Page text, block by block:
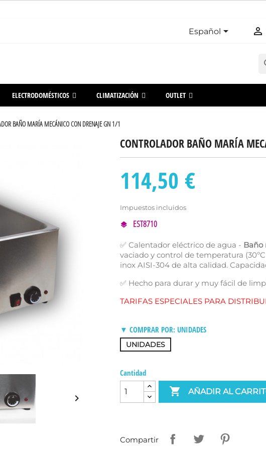
Español 
ELECTRODOMÉSTICOS CLIMATIZACIÓN OUTLET
BAÑO MARÍA MECÁNICO CON DRENAJE GN 1/1

CONTROLADOR BAÑO MARÍA
114,50 €
Impuestos incluidos
EST8710
✅ Calentador eléctrico de agua - Baño
vaciado y control de temperatura
inox AISI-304 de alta calidad.
✅ Hecho para durar y muy fácil de
TARIFAS ESPECIALES PARA
▼ COMPRAR POR: UNIDADES
UNIDADES
Cantidad
 AÑADIR AL
Compartir